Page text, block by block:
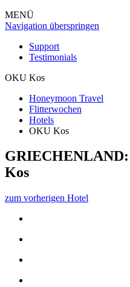
MENÜ
Navigation überspringen
Support
Testimonials
OKU Kos
Honeymoon Travel
Flitterwochen
Hotels
OKU Kos
Kos
zum vorherigen Hotel